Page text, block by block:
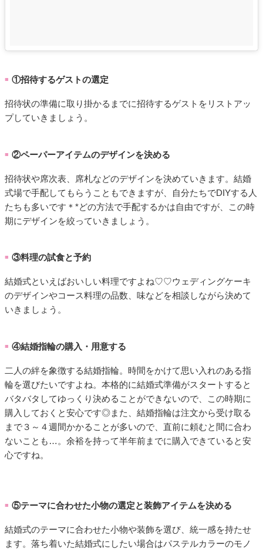
■ ①招待するゲストの選定
招待状の準備に取り掛かるまでに招待するゲストをリストアッ
プしていきましょう。
■ ②ペーパーアイテムのデザインを決める
招待状や席次表、席札などのデザインを決めていきます。結婚
式場で手配してもらうこともできますが、自分たちでDIYする人
たちも多いです＊*どの方法で手配するかは自由ですが、この時
期にデザインを絞っていきましょう。
■ ③料理の試食と予約
結婚式といえばおいしい料理ですよね♡♡ウェディングケーキ
のデザインやコース料理の品数、味などを相談しながら決めて
いきましょう。
■ ④結婚指輪の購入・用意する
二人の絆を象徴する結婚指輪。時間をかけて思い入れのある指
輪を選びたいですよね。本格的に結婚式準備がスタートすると
バタバタしてゆっくり決めることができないので、この時期に
購入しておくと安心です◎また、結婚指輪は注文から受け取る
まで３～４週間かかることが多いので、直前に頼むと間に合わ
ないことも…。余裕を持って半年前までに購入できていると安
心ですね。
■ ⑤テーマに合わせた小物の選定と装飾アイテムを決める
結婚式のテーマに合わせた小物や装飾を選び、統一感を持たせ
ます。落ち着いた結婚式にしたい場合はパステルカラーのモノ